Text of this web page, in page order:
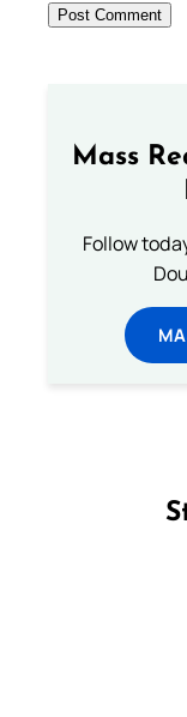
Mass
Follow